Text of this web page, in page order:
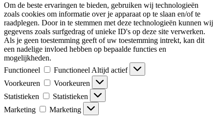
Om de beste ervaringen te bieden, gebruiken wij technologieën
zoals cookies om informatie over je apparaat op te slaan en/of te
raadplegen. Door in te stemmen met deze technologieën kunnen wij
gegevens zoals surfgedrag of unieke ID's op deze site verwerken.
Als je geen toestemming geeft of uw toestemming intrekt, kan dit
een nadelige invloed hebben op bepaalde functies en
mogelijkheden.
Functioneel
Functioneel Altijd actief
Voorkeuren
Voorkeuren
Statistieken
Statistieken
Marketing
Marketing